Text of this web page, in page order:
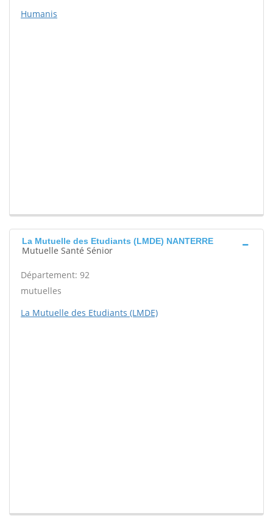
Humanis
La Mutuelle des Etudiants (LMDE) NANTERRE
Mutuelle Santé Sénior
Département: 92
mutuelles
La Mutuelle des Etudiants (LMDE)